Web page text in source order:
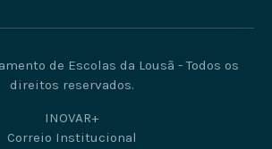
de Escolas da Lousã - Todos os
direitos reservados.
INOVAR+
Correio Institucional